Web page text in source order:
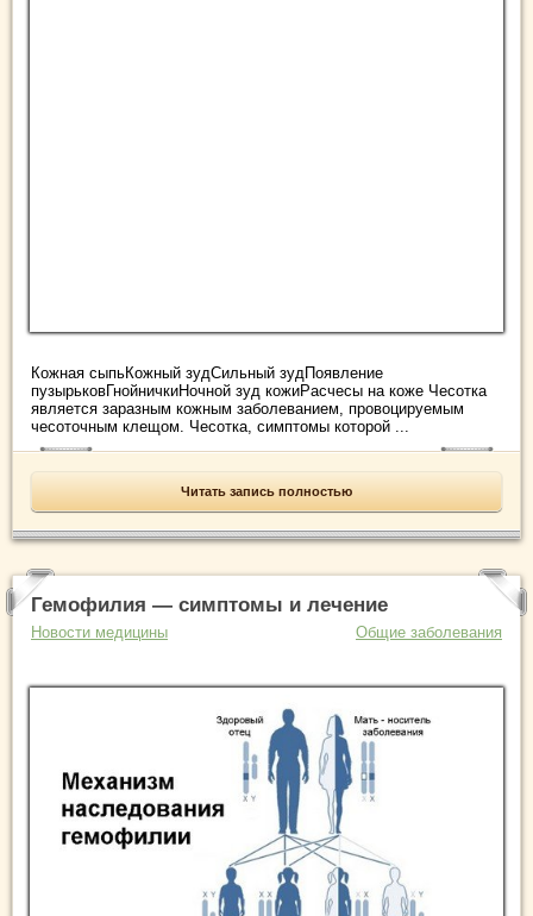
Кожная сыпьКожный зудСильный зудПоявление
пузырьковГнойничкиНочной зуд кожиРасчесы на коже Чесотка
является заразным кожным заболеванием, провоцируемым
чесоточным клещом. Чесотка, симптомы которой ...
Читать запись полностью
Гемофилия — симптомы и лечение
Новости медицины Общие заболевания